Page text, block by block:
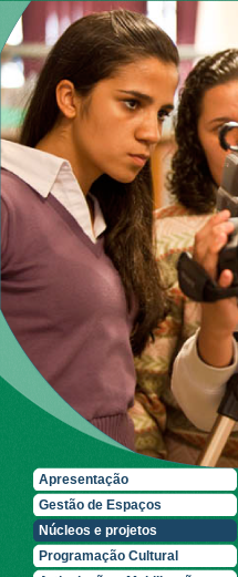
Apresentação
Gestão de Espaços
Núcleos e projetos
Programação Cultural